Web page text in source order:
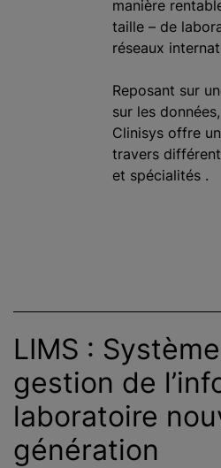
manière
taille – de
réseaux
Reposant sur
sur les
Clinisys offre
travers
et spécialités .
LIMS :
gestion de
laboratoire
génération